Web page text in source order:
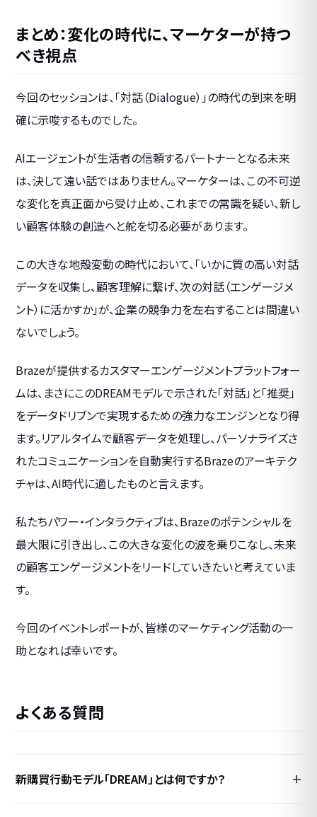
まとめ：変化の時代に、マーケターが持つ
べき視点
今回のセッションは、「対話（Dialogue）」の時代の到来を明
確に示唆するものでした。
AIエージェントが生活者の信頼するパートナーとなる未来
は、決して遠い話ではありません。マーケターは、この不可逆
な変化を真正面から受け止め、これまでの常識を疑い、新し
い顧客体験の創造へと舵を切る必要があります。
この大きな地殻変動の時代において、「いかに質の高い対話
データを収集し、顧客理解に繋げ、次の対話（エンゲージメ
ント）に活かすか」が、企業の競争力を左右することは間違い
ないでしょう。
Brazeが提供するカスタマーエンゲージメントプラットフォー
ムは、まさにこのDREAMモデルで示された「対話」と「推奨」
をデータドリブンで実現するための強力なエンジンとなり得
ます。リアルタイムで顧客データを処理し、パーソナライズさ
れたコミュニケーションを自動実行するBrazeのアーキテク
チャは、AI時代に適したものと言えます。
私たちパワー・インタラクティブは、Brazeのポテンシャルを
最大限に引き出し、この大きな変化の波を乗りこなし、未来
の顧客エンゲージメントをリードしていきたいと考えていま
す。
今回のイベントレポートが、皆様のマーケティング活動の一
助となれば幸いです。
よくある質問
新購買行動モデル「DREAM」とは何ですか？